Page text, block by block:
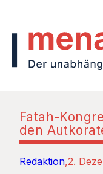
Fatah-
den
Redaktion 2.